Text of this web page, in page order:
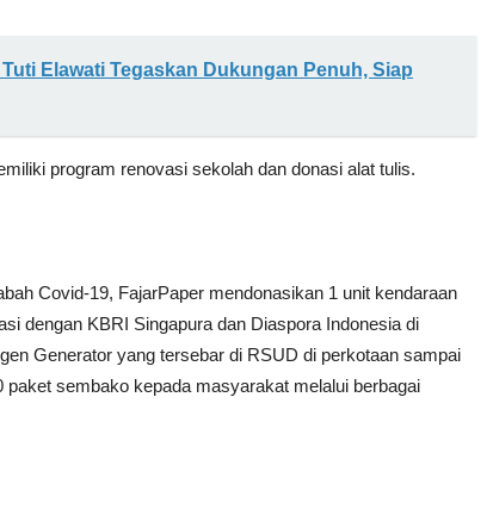
Elawati Tegaskan Dukungan Penuh, Siap
program renovasi sekolah dan donasi alat tulis.
Covid-19, FajarPaper mendonasikan 1 unit kendaraan
dengan KBRI Singapura dan Diaspora Indonesia di
Generator yang tersebar di RSUD di perkotaan sampai
sembako kepada masyarakat melalui berbagai